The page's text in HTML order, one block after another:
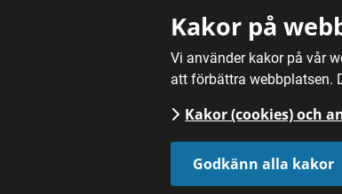
Kakor på
Vi använder kakor på vår
att förbättra webbplatsen.
Kakor (cookies) och
Godkänn alla kakor